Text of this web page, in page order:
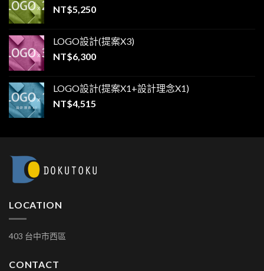
NT$5,250
LOGO設計(提案X3)
NT$6,300
LOGO設計(提案X1+設計理念X1)
NT$4,515
LOCATION
403 台中市西區
CONTACT